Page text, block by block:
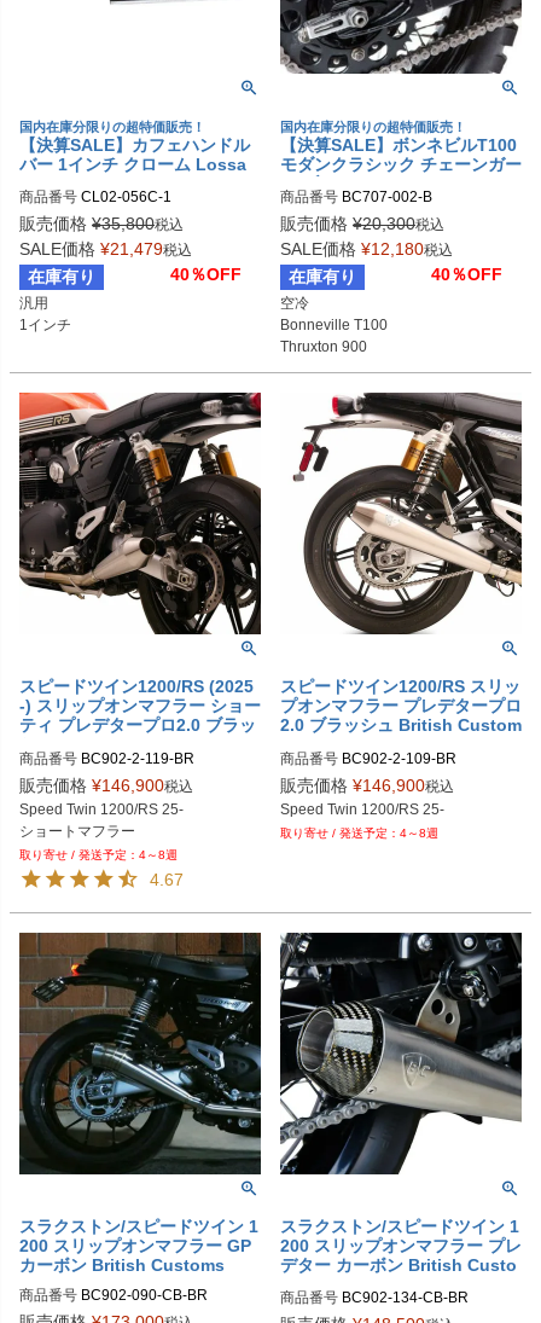
国内在庫分限りの超特価販売！
【決算SALE】カフェハンドル
バー 1インチ クローム Lossa
商品番号 CL02-056C-1
（British Custom）
販売価格 ¥35,800税込
SALE価格 ¥21,479税込
在庫有り 40％OFF
汎用
1インチ
国内在庫分限りの超特価販売！
【決算SALE】ボンネビルT100
モダンクラシック チェーンガー
ド ブラック British Customs
商品番号 BC707-002-B
DRAG型番：1202-0110
販売価格 ¥20,300税込
SALE価格 ¥12,180税込
在庫有り 40％OFF
空冷
Bonneville T100
Thruxton 900
Scrambler 900
スピードツイン1200/RS (2025
-) スリップオンマフラー ショー
ティ プレデタープロ2.0 ブラッ
商品番号 BC902-2-119-BR
BC902.2.119-BR
販売価格 ¥146,900税込
Speed Twin 1200/RS 25-
ショートマフラー
4～8週
4.67
スピードツイン1200/RS スリッ
プオンマフラー プレデタープロ
2.0 ブラッシュ British Custom
商品番号 BC902-2-109-BR
BC902.2.109-BR
販売価格 ¥146,900税込
Speed Twin 1200/RS 25-
4～8週
スラクストン/スピードツイン 1
200 スリップオンマフラー GP
カーボン British Customs
商品番号 BC902-090-CB-BR
スラクストン/スピードツイン 1
200 スリップオンマフラー プレ
デター カーボン British Custo
商品番号 BC902-134-CB-BR